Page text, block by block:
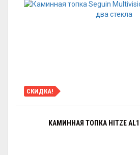
СКИДКА!
КАМИННАЯ ТОПКА HITZE